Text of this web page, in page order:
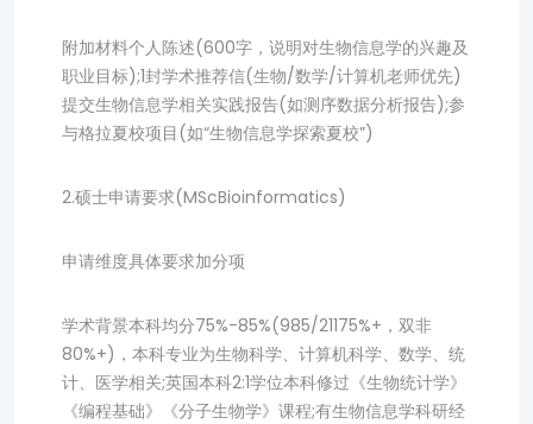
附加材料个人陈述(600字，说明对生物信息学的兴趣及
职业目标);1封学术推荐信(生物/数学/计算机老师优先)
提交生物信息学相关实践报告(如测序数据分析报告);参
与格拉夏校项目(如“生物信息学探索夏校”)
2.硕士申请要求(MScBioinformatics)
申请维度具体要求加分项
学术背景本科均分75%-85%(985/21175%+，双非
80%+)，本科专业为生物科学、计算机科学、数学、统
计、医学相关;英国本科2:1学位本科修过《生物统计学》
《编程基础》《分子生物学》课程;有生物信息学科研经